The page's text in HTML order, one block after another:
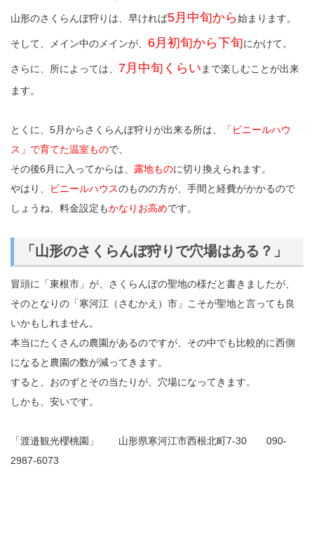
山形のさくらんぼ狩りは、早ければ5月中旬から始まります。
そして、メイン中のメインが、 6月初旬から下旬にかけて。
さらに、所によっては、 7月中旬くらいまで楽しむことが出来
ます。
とくに、5月からさくらんぼ狩りが出来る所は、
「ビニールハウ
ス」で育てた温室もので、
その後6月に入ってからは、 露地ものに切り換えられます。
やはり、
ビニールハウスのものの方が、手間と経費がかかるので
しょうね、料金設定もかなりお高めです。
「山形のさくらんぼ狩りで穴場はある？」
冒頭に「東根市」が、さくらんぼの聖地の様だと書きましたが、
そのとなりの「寒河江（さむかえ）市」こそが聖地と言っても良
いかもしれません。
本当にたくさんの農園があるのですが、その中でも比較的に西側
になると農園の数が減ってきます。
すると、おのずとその当たりが、穴場になってきます。
しかも、安いです。
「渡邉観光櫻桃園」 山形県寒河江市西根北町7-30 090-
2987-6073